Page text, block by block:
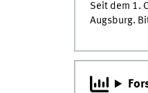
Seit dem 1.
Augsburg.